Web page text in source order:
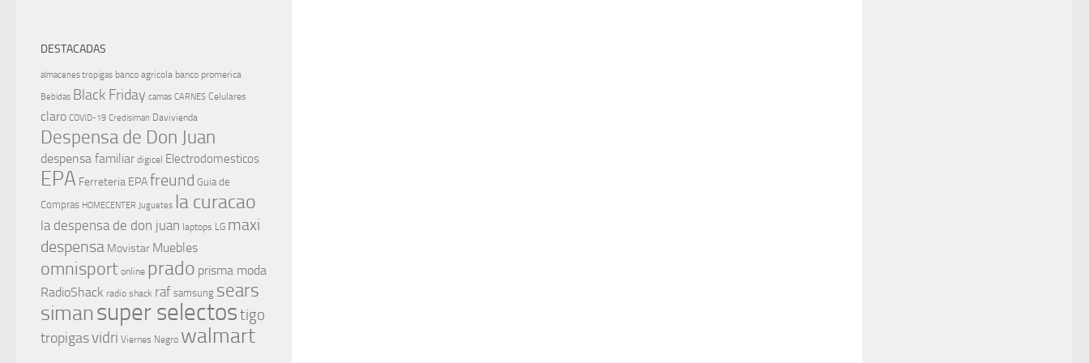
DESTACADAS
almacenes tropigas banco agricola banco promerica
Bebidas Black Friday camas CARNES Celulares
claro COVID-19 Credisiman Davivienda
Despensa de Don Juan
despensa familiar digicel Electrodomesticos
EPA Ferreteria EPAfreund Guia de
Compras HOMECENTER Juguetes la curacao
la despensa de don juan laptops LG maxi
despensa Movistar Muebles
omnisport online prado prisma moda
RadioShack radio shack raf samsung sears
simansuper selectostigo
tropigasvidri Viernes Negro walmart